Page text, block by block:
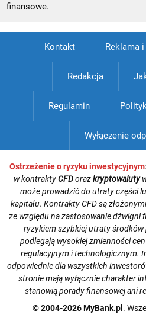
finansowe.
Kontakt Reklama
Redakcja
Regulamin
Wyłączenie
Ostrzeżenie o ryzyku inwestycyjnym:
w kontraktyCFDorazkryptowaluty
może prowadzić do utraty części
kapitału. Kontrakty CFD są
ze względu na zastosowanie dźwigni
ryzykiem szybkiej utraty środków
podlegają wysokiej zmienności
regulacyjnym i technologicznym.
odpowiednie dla wszystkich
stronie mają wyłącznie charakter
stanowią porady finansowej ani
© 2004-2026 MyBank.pl .